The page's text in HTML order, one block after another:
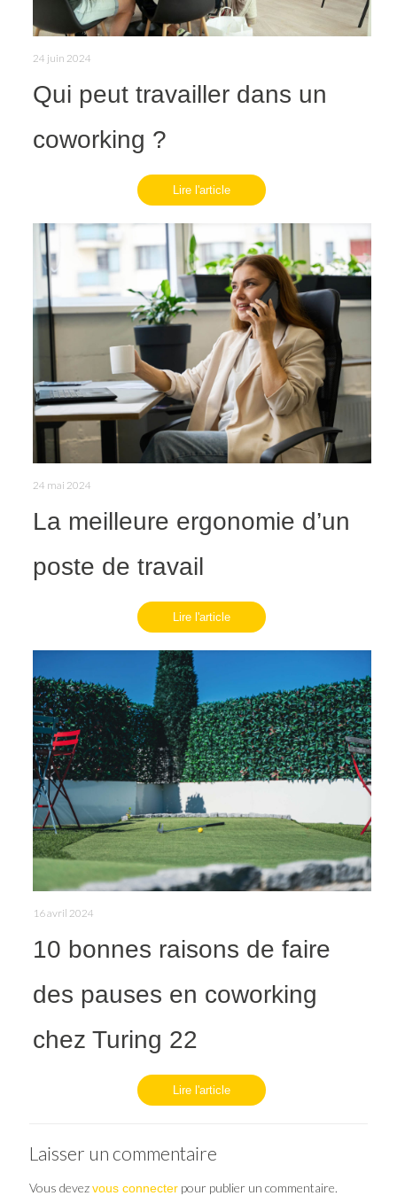
24 juin 2024
Qui peut travailler dans un
coworking ?
Lire l'article
24 mai 2024
La meilleure ergonomie d’un
poste de travail
Lire l'article
16 avril 2024
10 bonnes raisons de faire
des pauses en coworking
chez Turing 22
Lire l'article
Laisser un commentaire
Vous devezvous connecter pour publier un commentaire.